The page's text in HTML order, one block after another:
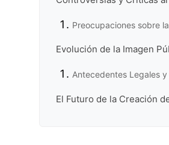
Preocupaciones sobre
Evolución de la Imagen
Antecedentes Legales
El Futuro de la Creación